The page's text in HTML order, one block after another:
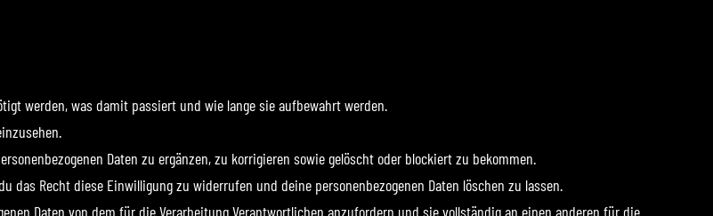
werden, was damit passiert und wie lange sie aufbewahrt werden.
Daten zu ergänzen, zu korrigieren sowie gelöscht oder blockiert zu bekommen.
das Recht diese Einwilligung zu widerrufen und deine personenbezogenen Daten löschen zu lassen.
Daten von dem für die Verarbeitung Verantwortlichen anzufordern und sie vollständig an einen anderen für die